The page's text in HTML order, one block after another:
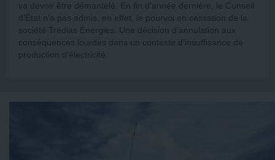
va devoir être démantelé. En fin d’année dernière, le Conseil
d’État n’a pas admis, en effet, le pourvoi en cassation de la
société Trédias Énergies. Une décision d’annulation aux
conséquences lourdes dans un contexte d’insuffisance de
production d’électricité.